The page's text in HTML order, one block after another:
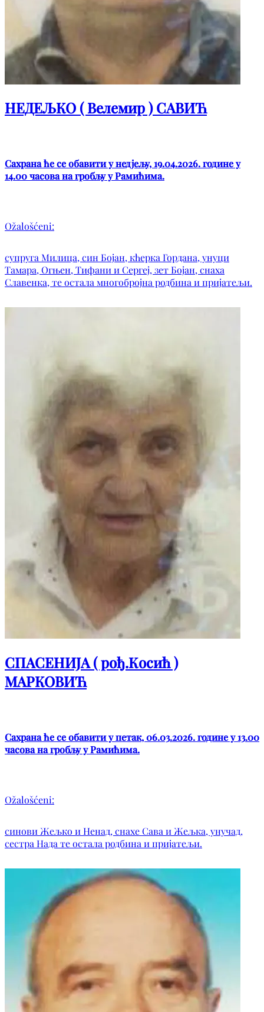
НЕДЕЉКО ( Велемир ) САВИЋ
Сахрана ће се обавити у недјељу, 19.04.2026. године у
14.00 часова на гробљу у Рамићима.
Ožalošćeni:
супруга Милица, син Бојан, кћерка Гордана, унуци
Тамара, Огњен, Тифани и Сергеј, зет Бојан, снаха
Славенка, те остала многобројна родбина и пријатељи.
СПАСЕНИЈА ( рођ.Косић )
МАРКОВИЋ
Сахрана ће се обавити у петак, 06.03.2026. године у 13.00
часова на гробљу у Рамићима.
Ožalošćeni:
синови Жељко и Ненад, снахе Сава и Жељка, унучад,
сестра Нада те остала родбина и пријатељи.